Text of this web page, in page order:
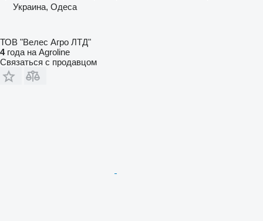
Украина, Одеса
ТОВ "Велес Агро ЛТД"
4года на Agroline
Связаться с продавцом